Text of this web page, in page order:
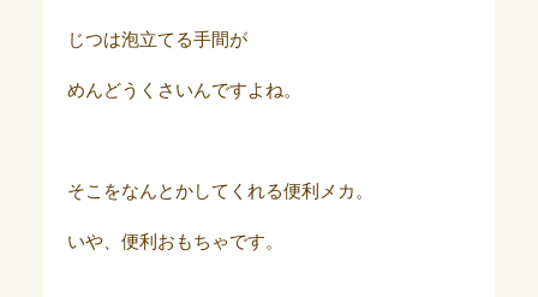
じつは泡立てる手間が
めんどうくさいんですよね。
そこをなんとかしてくれる便利メカ。
いや、便利おもちゃです。